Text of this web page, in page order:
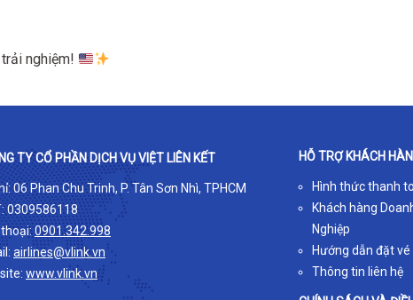
nghiệm!
TY CỔ PHẦN DỊCH VỤ VIỆT LIÊN KẾT
06 Phan Chu Trinh, P. Tân Sơn Nhì, TPHCM
0309586118
0901.342.998
airlines@vlink.vn
www.vlink.vn
HỖ TRỢ KHÁCH
Hình thức thanh
Khách hàng
Nghiệp
Hướng dẫn đặt vé
Thông tin liên hệ